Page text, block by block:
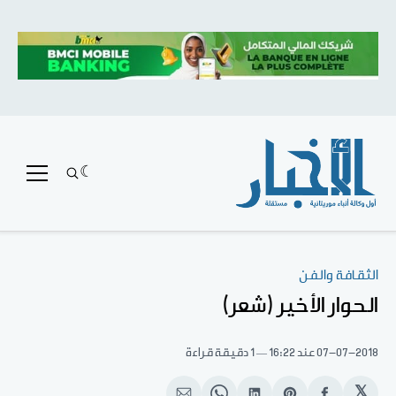
الثقافة والفن
الحوار الأخير (شعر)
07-07-2018عند 16:22 1 دقيقة قراءة
𝕏